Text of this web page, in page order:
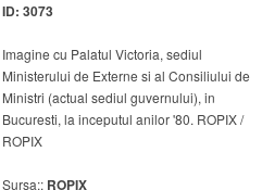
ID: 3073
Imagine cu Palatul Victoria, sediul
Ministerului de Externe si al Consiliului de
Ministri (actual sediul guvernului), in
Bucuresti, la inceputul anilor '80. ROPIX /
ROPIX
Sursa:: ROPIX